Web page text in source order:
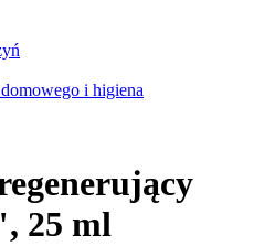
i higiena
25 ml